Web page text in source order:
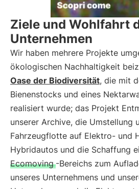
Ziele und Wohlfahrt
Unternehmen
Wir haben mehrere Projekte
ökologischen Nachhaltigkeit
Oase der Biodiversität, die mit
Bienenstocks und eines
realisiert wurde; das Projekt
unserer Archive, die Umstellung
Fahrzeugflotte auf Elektro- und
Hybridautos und die Schaffung
Ecomoving -Bereichs zum
unseres Unternehmens und